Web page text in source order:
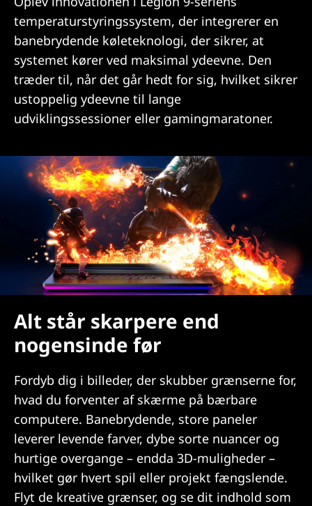
temperaturstyringssystem, der integrerer en
banebrydende køleteknologi, der sikrer, at
systemet kører ved maksimal ydeevne. Den
træder til, når det går hedt for sig, hvilket sikrer
ustoppelig ydeevne til lange
udviklingssessioner eller gamingmaratoner.
Alt står skarpere end
nogensinde før
Fordyb dig i billeder, der skubber grænserne for,
hvad du forventer af skærme på bærbare
computere. Banebrydende, store paneler
leverer levende farver, dybe sorte nuancer og
hurtige overgange – endda 3D-muligheder –
hvilket gør hvert spil eller projekt fængslende.
Flyt de kreative grænser, og se dit indhold som